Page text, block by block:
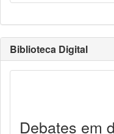
Biblioteca Digital
Debates em